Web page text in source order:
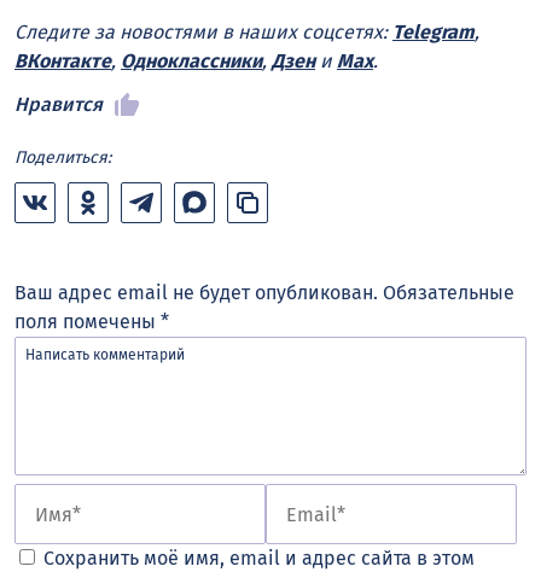
Следите за новостями в наших соцсетях: Telegram,
ВКонтакте, Одноклассники, Дзени Max.
Нравится
Поделиться:
Ваш адрес email не будет опубликован. Обязательные
поля помечены *
Сохранить моё имя, email и адрес сайта в этом